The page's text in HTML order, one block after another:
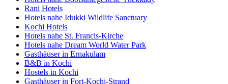
Rani Hotels
Hotels nahe Idukki Wildlife Sanctuary
Kochi Hotels
Hotels nahe St. Francis-Kirche
Hotels nahe Dream World Water Park
Gasthäuser in Ernakulam
B&B in Kochi
Hostels in Kochi
Gasthäuser in Fort-Kochi-Strand